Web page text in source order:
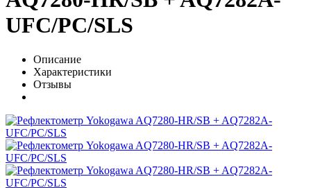
UFC/PC/SLS
Описание
Характеристики
Отзывы